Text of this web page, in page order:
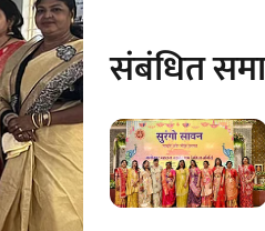
संबंधित